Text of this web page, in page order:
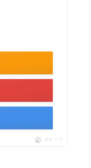
ポチップ